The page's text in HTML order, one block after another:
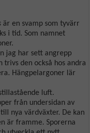
är en svamp som tyvärr
i tid. Som namnet
jag har sett angrepp
trivs den också hos andra
Hängpelargoner lär
luft.
från undersidan av
nya värdväxter. De kan
är framme. Sporerna